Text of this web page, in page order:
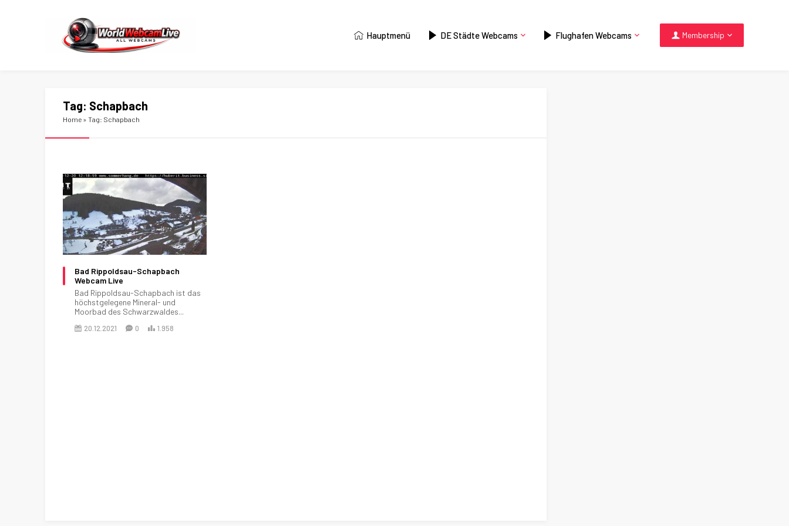
Hauptmenü DE Städte Webcams Flughafen Webcams Membership
Tag: Schapbach
Home » Tag: Schapbach
Bad Rippoldsau-Schapbach
Webcam Live
Bad Rippoldsau-Schapbach ist das
höchstgelegene Mineral- und
Moorbad des Schwarzwaldes...
20.12.2021 0 1.958